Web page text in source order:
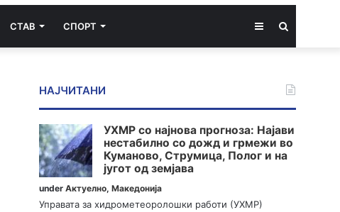
СТАВ СПОРТ Sidebar
НАЈЧИТАНИ
УХМР со најнова прогноза: Најави
нестабилно со дожд и грмежи во
Куманово, Струмица, Полог и на
југот од земјава
underАктуелно,Македонија
Управата за хидрометеоролошки работи (УХМР)